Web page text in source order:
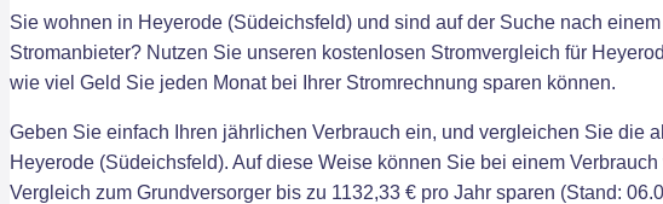
Sie wohnen in Heyerode (Südeichsfeld) und sind auf der Suche nach
Stromanbieter? Nutzen Sie unseren kostenlosen Stromvergleich für
wie viel Geld Sie jeden Monat bei Ihrer Stromrechnung sparen können.
Geben Sie einfach Ihren jährlichen Verbrauch ein, und vergleichen Sie die
Heyerode (Südeichsfeld). Auf diese Weise können Sie bei einem
Vergleich zum Grundversorger bis zu 1132,33 € pro Jahr sparen (Stand: